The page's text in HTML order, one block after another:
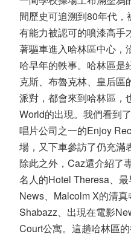
間歷史可追溯到80年代
有能力被認可的噴漆高手
著驅車進入哈林區中心，
哈早年的軼事。哈林區是
克斯、布魯克林、皇后區
派對，都會來到哈林區，
World的出現。我們看到
唱片公司之一的Enjoy
場，又下車參訪了仍充滿
除此之外，Caz還介紹了
名人的Hotel Theresa、
News、Malcolm X的清
Shabazz、出現在電影
Court公寓。這趟哈林區